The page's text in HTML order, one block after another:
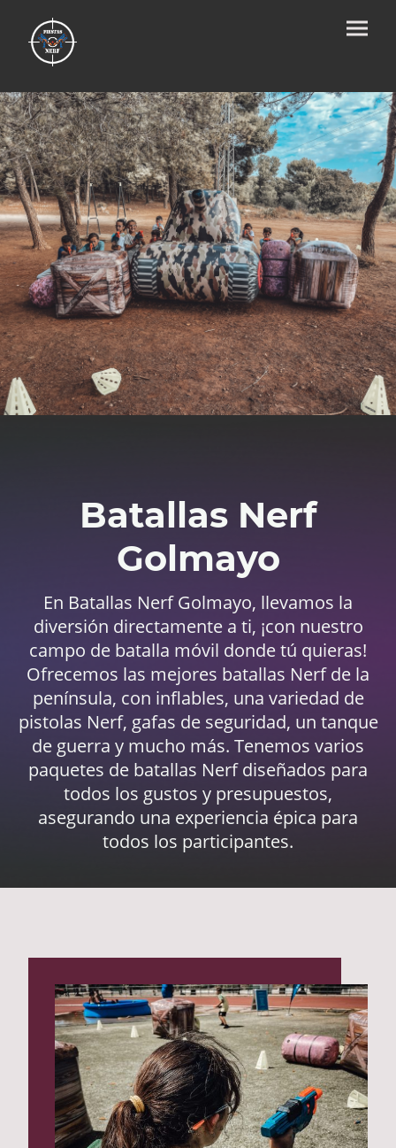
Batallas Nerf
Golmayo
En Batallas Nerf Golmayo, llevamos la
diversión directamente a ti, ¡con nuestro
campo de batalla móvil donde tú quieras!
Ofrecemos las mejores batallas Nerf de la
península, con inflables, una variedad de
pistolas Nerf, gafas de seguridad, un tanque
de guerra y mucho más. Tenemos varios
paquetes de batallas Nerf diseñados para
todos los gustos y presupuestos,
asegurando una experiencia épica para
todos los participantes.